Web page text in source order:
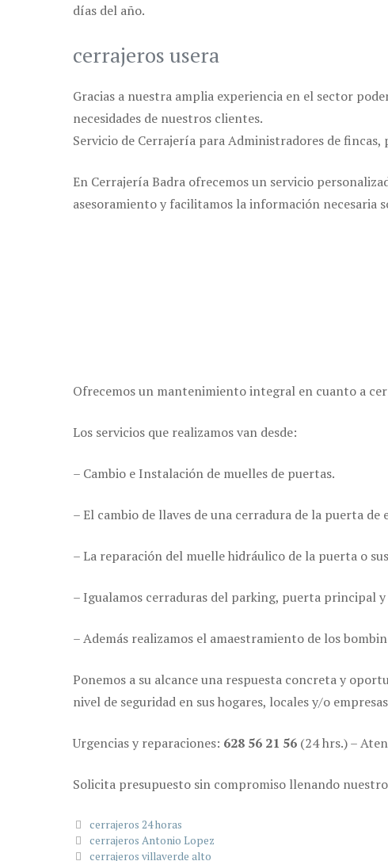
días del año.
cerrajeros usera
Gracias a nuestra amplia experiencia en el sector
necesidades de nuestros clientes.
Servicio de Cerrajería para Administradores de
En Cerrajería Badra ofrecemos un servicio
asesoramiento y facilitamos la información necesaria
Ofrecemos un mantenimiento integral en cuanto a
Los servicios que realizamos van desde:
– Cambio e Instalación de muelles de puertas.
– El cambio de llaves de una cerradura de la puerta de
– La reparación del muelle hidráulico de la puerta o
– Igualamos cerraduras del parking, puerta principal
– Además realizamos el amaestramiento de los
Ponemos a su alcance una respuesta concreta y
nivel de seguridad en sus hogares, locales y/o
Urgencias y reparaciones: 628 56 21 56 (24 hrs.) –
Solicita presupuesto sin compromiso llenando
Categorías
cerrajeros 24 horas
cerrajeros Antonio Lopez
cerrajeros villaverde alto